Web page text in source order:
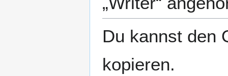
Du kannst den
kopieren.